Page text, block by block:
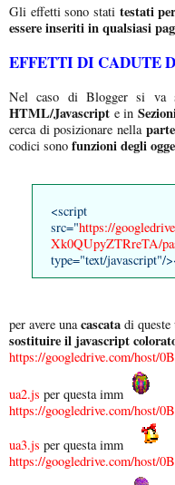
Gli effetti sono stati testati
essere inseriti in qualsiasi
EFFETTI DI CADUTE
Nel caso di Blogger si
HTML/Javascript e in
cerca di posizionare nella
codici sono funzioni degli
<script
src="https://
Xk0QUpyZTRreTA/
type="text/javascript"/
per avere unacascata di queste
sostituire il javascript
https://googledrive.com/host/
ua2.js per questa imm
https://googledrive.com/host/
ua3.js per questa imm
https://googledrive.com/host/